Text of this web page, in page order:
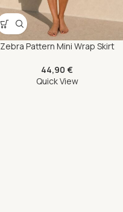
Zebra Pattern Mini Wrap Skirt
44,90 €
Quick View